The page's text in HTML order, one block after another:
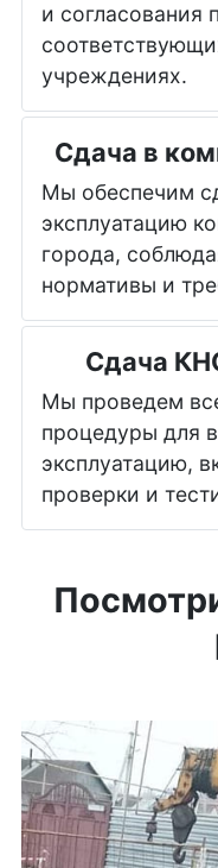
и согласования
учреждениях.
Сдача в
Мы обеспечим
эксплуатацию
города,
нормативы и
Сдача
Мы проведем
процедуры для
эксплуатацию,
проверки и